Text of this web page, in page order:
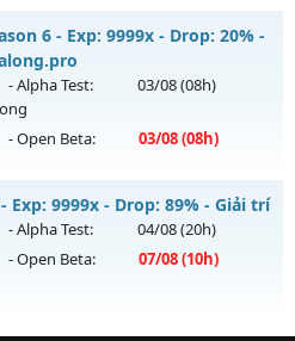
🌐 Website:
máy chủ
6 - Exp: 9999x - Drop: 20% -
- Alpha Test: 03/08(08h)
- Open Beta: 03/08(08h)
https://muhoalong.pro
máy chủ
vào 08h ngày
Exp: 9999x - Drop: 89% - Giải trí
- Alpha Test: 04/08(20h)
- Open Beta: 07/08(10h)